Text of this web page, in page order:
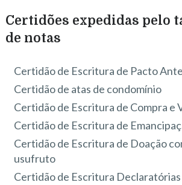
Certidões expedidas pelo
de notas
Certidão de Escritura de Pacto
Certidão de atas de condomínio
Certidão de Escritura de Compra e
Certidão de Escritura de
Certidão de Escritura de Doação
usufruto
Certidão de Escritura Declaratórias